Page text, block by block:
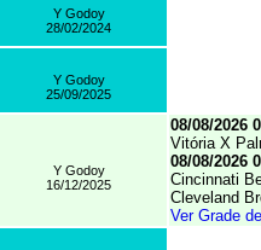
Y Godoy
28/02/2024
Y Godoy
25/09/2025
Y Godoy
16/12/2025
08/08/2026
Vitória X
08/08/2026
Cincinnati
Cleveland
Ver Grade